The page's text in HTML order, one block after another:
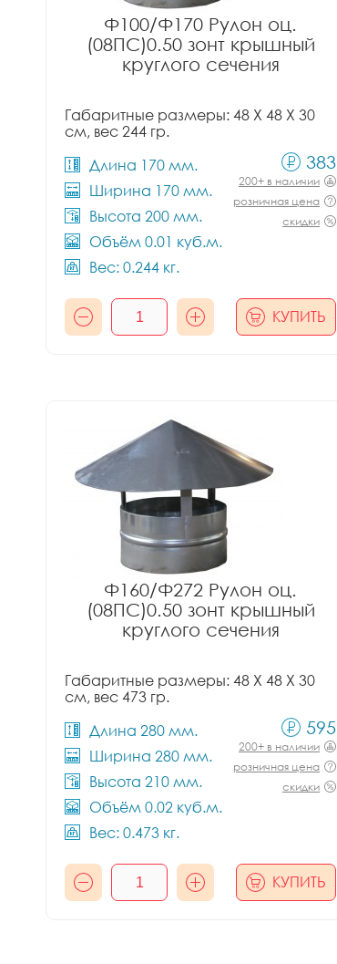
Ф100/Ф170 Рулон оц.
(08ПС)0.50 зонт крышный
круглого сечения
Габаритные размеры: 48 X 48 X 30
см, вес 244 гр.
Длина 170 мм.
Ширина 170 мм.
Высота 200 мм.
Объём 0.01 куб.м.
Вес: 0.244 кг.
383
200+ в наличии
розничная цена
скидки
КУПИТЬ
Ф160/Ф272 Рулон оц.
(08ПС)0.50 зонт крышный
круглого сечения
Габаритные размеры: 48 X 48 X 30
см, вес 473 гр.
Длина 280 мм.
Ширина 280 мм.
Высота 210 мм.
Объём 0.02 куб.м.
Вес: 0.473 кг.
595
200+ в наличии
розничная цена
скидки
КУПИТЬ